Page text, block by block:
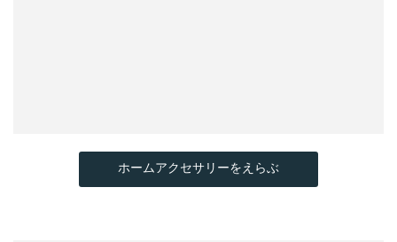
ホームアクセサリーをえらぶ